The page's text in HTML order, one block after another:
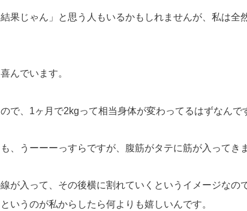
果じゃん」と思う人もいるかもしれませんが、私は全
んでいます。
で、1ヶ月で2kgって相当身体が変わってるはずなんで
、うーーーっすらですが、腹筋がタテに筋が入ってき
が入って、その後横に割れていくというイメージなの
いうのが私からしたら何よりも嬉しいんです。